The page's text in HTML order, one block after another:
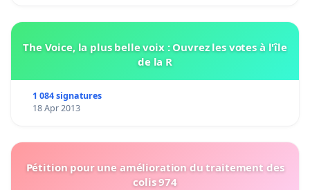
The Voice, la plus belle voix : Ouvrez les votes à l'île
de la R
1 084 signatures
18 Apr 2013
Pétition pour une amélioration du traitement des
colis 974